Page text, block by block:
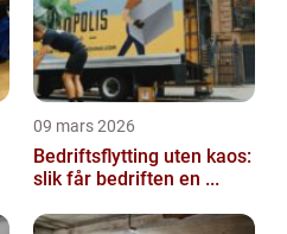
09 mars 2026
Bedriftsflytting uten kaos:
slik får bedriften en ...